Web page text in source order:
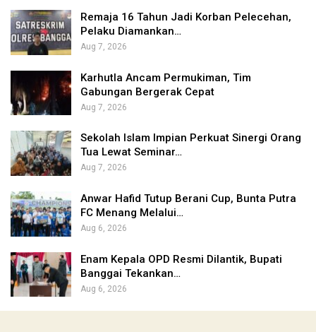
Remaja 16 Tahun Jadi Korban Pelecehan,
Pelaku Diamankan…
Aug 7, 2026
Karhutla Ancam Permukiman, Tim
Gabungan Bergerak Cepat
Aug 7, 2026
Sekolah Islam Impian Perkuat Sinergi Orang
Tua Lewat Seminar…
Aug 7, 2026
Anwar Hafid Tutup Berani Cup, Bunta Putra
FC Menang Melalui…
Aug 6, 2026
Enam Kepala OPD Resmi Dilantik, Bupati
Banggai Tekankan…
Aug 6, 2026